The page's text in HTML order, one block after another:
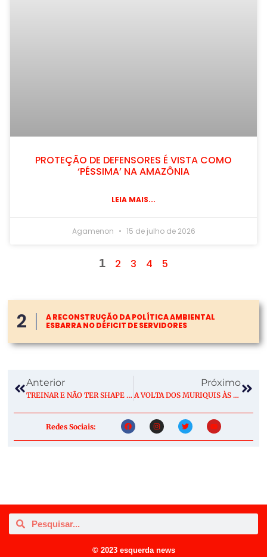
PROTEÇÃO DE DEFENSORES É VISTA COMO
‘PÉSSIMA’ NA AMAZÔNIA
LEIA MAIS...
Agamenon 15 de julho de 2026
1 2 3 4 5
2
A RECONSTRUÇÃO DA POLÍTICA AMBIENTAL
ESBARRA NO DÉFICIT DE SERVIDORES
Anterior
TREINAR E NÃO TER SHAPE É PROIBIDO? COMENTA AÍ!
Próximo
A VOLTA DOS MURIQUIS ÀS MATAS DE IBITIPOCA, EM MINAS GERAIS
Redes Sociais:
© 2023 esquerda news